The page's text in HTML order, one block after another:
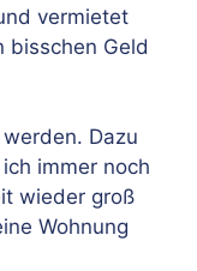
vermietet
bisschen Geld
Dazu
immer noch
wieder groß
Wohnung